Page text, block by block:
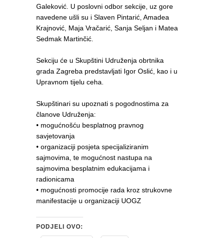
Galeković. U poslovni odbor sekcije, uz gore
navedene ušli su i Slaven Pintarić, Amadea
Krajnović, Maja Vračarić, Sanja Seljan i Matea
Sedmak Martinčić.
Sekciju će u Skupštini Udruženja obrtnika
grada Zagreba predstavljati Igor Oslić, kao i u
Upravnom tijelu ceha.
Skupštinari su upoznati s pogodnostima za
članove Udruženja:
• mogućnošću besplatnog pravnog
savjetovanja
• organizaciji posjeta specijaliziranim
sajmovima, te mogućnost nastupa na
sajmovima besplatnim edukacijama i
radionicama
• mogućnosti promocije rada kroz strukovne
manifestacije u organizaciji UOGZ
PODJELI OVO: